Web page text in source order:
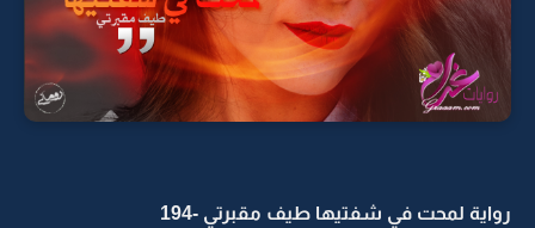
رواية لمحت في شفتيها طيف مقبرتي -194